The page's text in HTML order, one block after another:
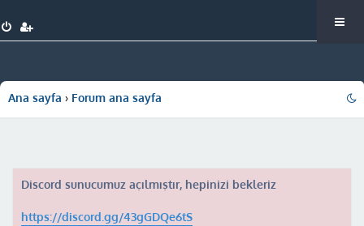
Ana sayfa Forum ana sayfa
Discord sunucumuz açılmıştır, hepinizi bekleriz
https://discord.gg/43gGDQe6tS